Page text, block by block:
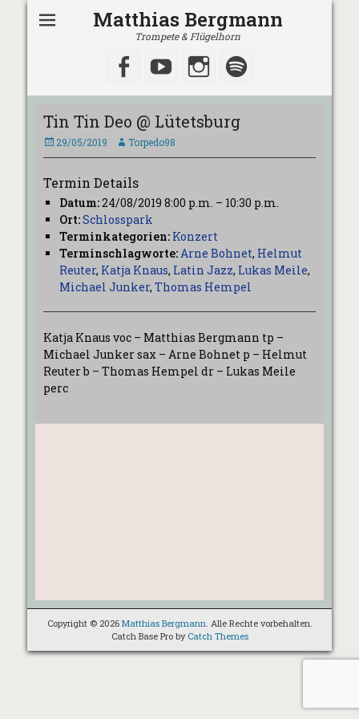
Matthias Bergmann
Trompete & Flügelhorn
Facebook
YouTubeInstagram
Tin Tin Deo @ Lütetsburg
Veröffentlicht
am
29/05/2019 AutorTorpedo98
Termin Details
Datum:24/08/2019 8:00 p.m. – 10:30 p.m.
Ort:Schlosspark
Terminkategorien: Konzert
Terminschlagworte:Arne Bohnet, Helmut
Reuter, Katja Knaus, Latin Jazz, Lukas Meile,
Michael Junker, Thomas Hempel
Katja Knaus voc – Matthias Bergmann tp –
Michael Junker sax – Arne Bohnet p – Helmut
Reuter b – Thomas Hempel dr – Lukas Meile
perc
Copyright © 2026 Matthias Bergmann. Alle Rechte vorbehalten.
Catch Base Pro by Catch Themes